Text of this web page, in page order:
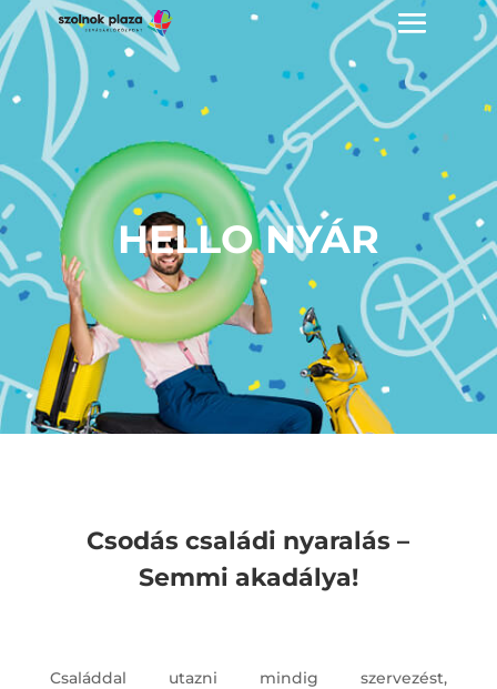
HELLO NYÁR
Csodás családi nyaralás –
Semmi akadálya!
Családdal utazni mindig szervezést,